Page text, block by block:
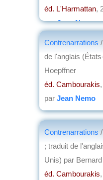
éd. L'Harmattan,
parJean Nemo
Contrenarrations
de l'anglais
Hoepffner
éd. Cambourakis
par Jean Nemo
Contrenarrations
; traduit de
Unis) par
éd. Cambourakis